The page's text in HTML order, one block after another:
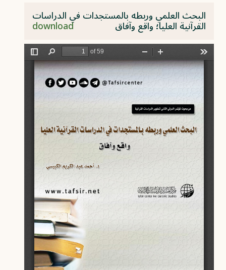
البحث العلمي وربطه بالمستجدات في الدراسات
القرآنية العليا؛ واقع وآفاق download